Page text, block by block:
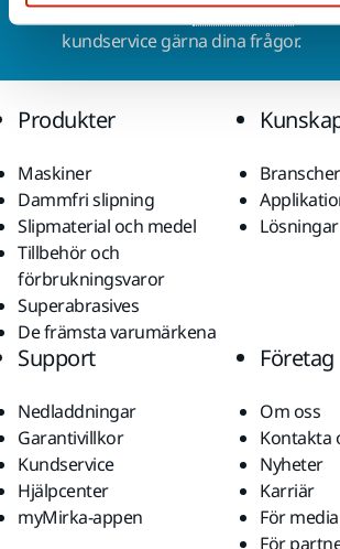
Vill du veta mer?Kontakta ossså
kundservice gärna dina frågor.
Produkter
Maskiner
Dammfri slipning
Slipmaterial och medel
Tillbehör och
förbrukningsvaror
Superabrasives
De främsta varumärkena
Branscher
Lösningar
Support
Nedladdningar
Garantivillkor
Kundservice
Hjälpcenter
myMirka-appen
Företag
Om oss
Kontakta
Nyheter
Karriär
För media
För